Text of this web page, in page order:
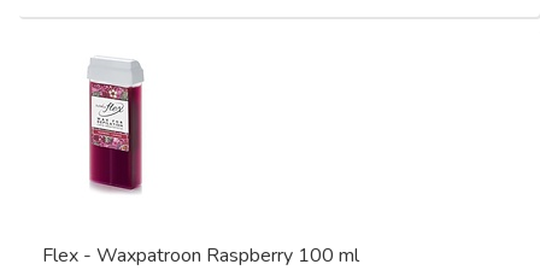
Flex - Waxpatroon Raspberry 100 ml